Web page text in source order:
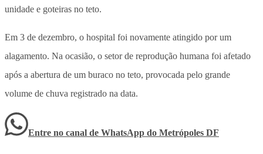
unidade e goteiras no teto.
Em 3 de dezembro, o hospital foi novamente atingido por um
alagamento. Na ocasião, o setor de reprodução humana foi afetado
após a abertura de um buraco no teto, provocada pelo grande
volume de chuva registrado na data.
Entre no canal de WhatsApp do Metrópoles DF